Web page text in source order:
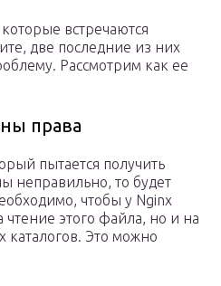
встречаются
две последние из них
Рассмотрим как ее
права
пытается получить
неправильно, то будет
чтобы у Nginx
этого файла, но и на
каталогов. Это можно